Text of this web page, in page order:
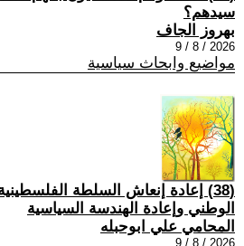
سيدهم؟
بهروز الجاف
2026 / 8 / 9
مواضيع وابحاث سياسية
(38) إعادة إنعاش السلطة
الوطني وإعادة الهندسة السياسية
المحامي علي ابوحبله
2026 / 8 / 9